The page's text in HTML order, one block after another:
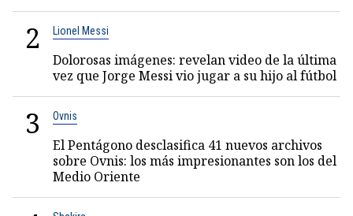
2 Lionel Messi
Dolorosas imágenes: revelan video de la última
vez que Jorge Messi vio jugar a su hijo al fútbol
3 Ovnis
El Pentágono desclasifica 41 nuevos archivos
sobre Ovnis: los más impresionantes son los del
Medio Oriente